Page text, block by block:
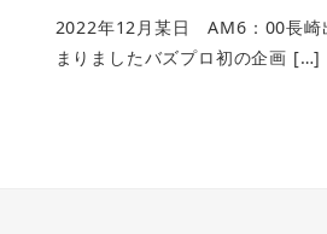
2022年12月某日 AM6：00長崎
まりましたバズプロ初の企画 […]